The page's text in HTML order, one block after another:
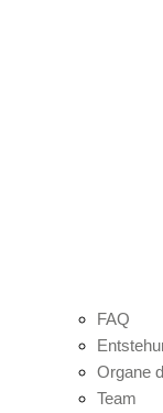
FAQ
Organe
Team